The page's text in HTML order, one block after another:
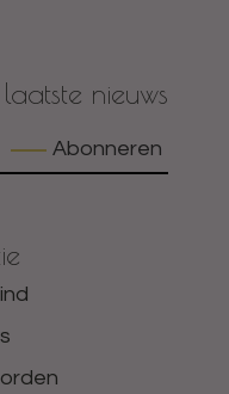
nieuws
Abonneren